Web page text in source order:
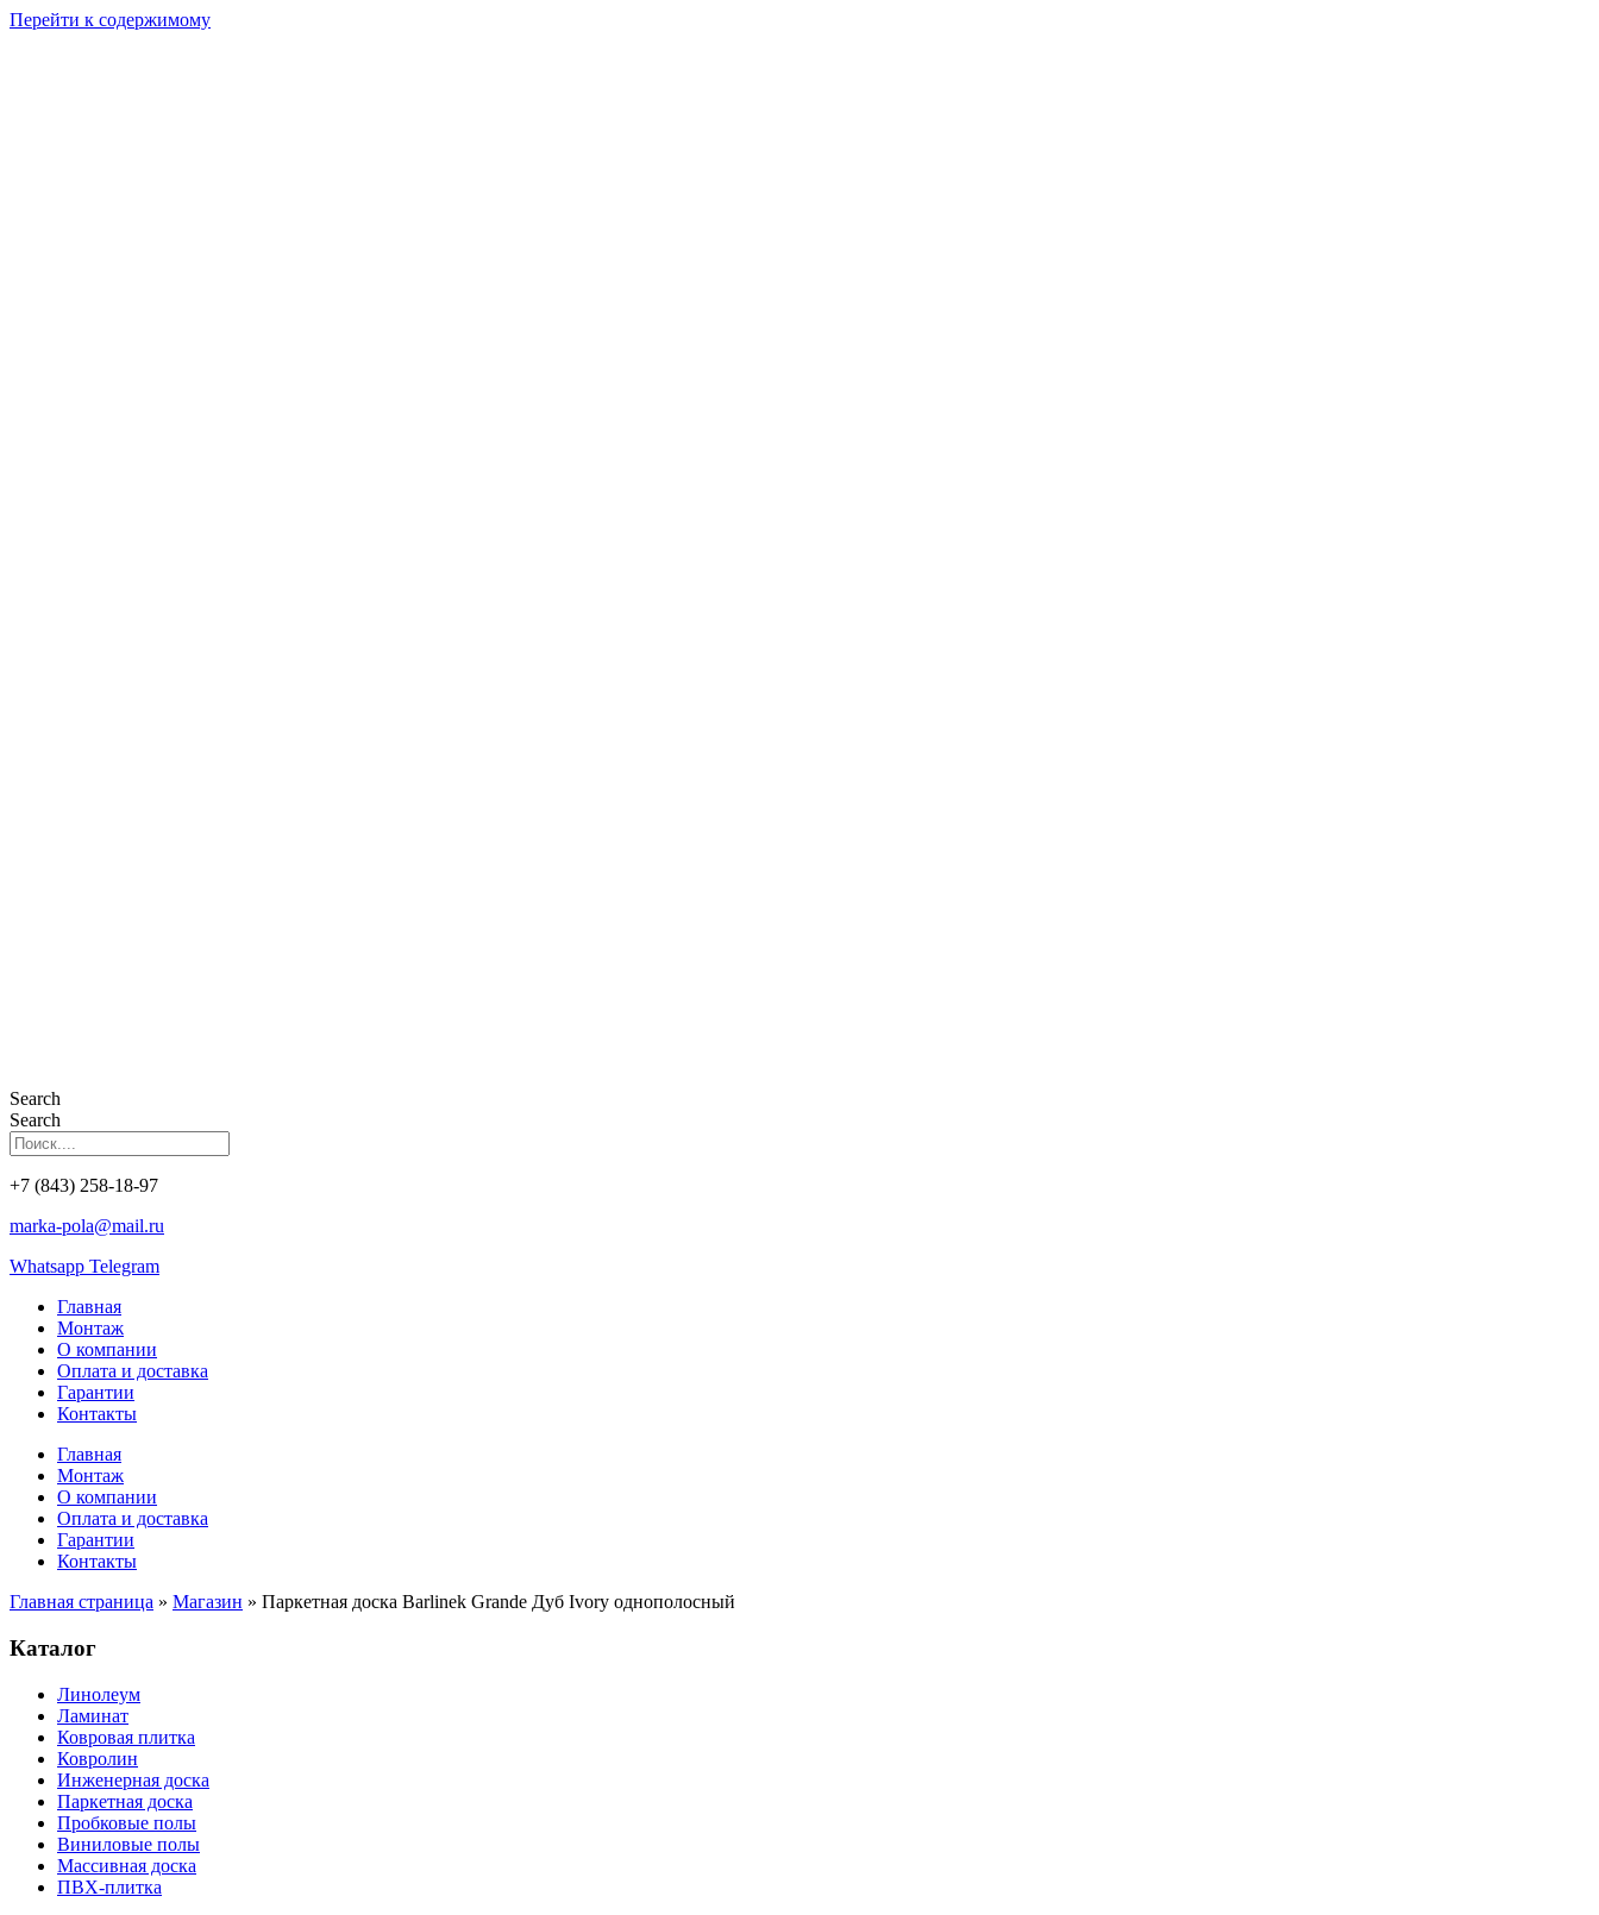
Перейти к содержимому
Search
Search
+7 (843) 258-18-97
marka-pola@mail.ru
Whatsapp Telegram
Главная
Монтаж
О компании
Оплата и доставка
Гарантии
Контакты
Главная
Монтаж
О компании
Оплата и доставка
Гарантии
Контакты
Главная страница » Магазин » Паркетная доска Barlinek Grande Дуб Ivory однополосный
Каталог
Линолеум
Ламинат
Ковровая плитка
Ковролин
Инженерная доска
Паркетная доска
Пробковые полы
Виниловые полы
Массивная доска
ПВХ-плитка